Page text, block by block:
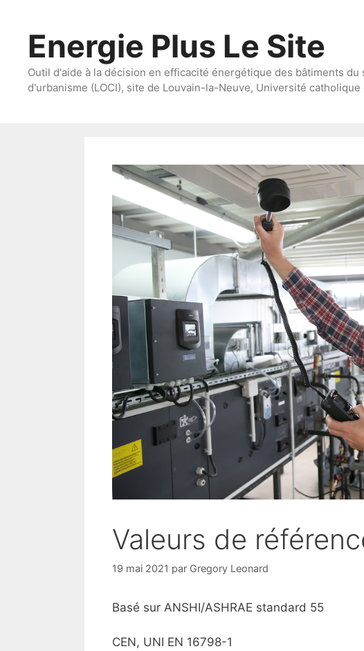
contenuEnergie Plus Le Site
Outil d'aide à la décision en efficacité énergétique des bâtiments
d'urbanisme (LOCI), site de Louvain-la-Neuve, Université
Valeurs de
19 mai 2021 par Gregory Leonard
Basé sur ANSHI/ASHRAE standard 55
CEN, UNI EN 16798-1